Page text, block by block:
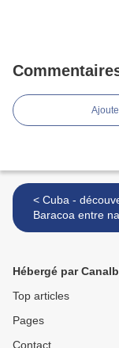
< Cuba - découverte de
Baracoa entre
traditions 3
Hébergé par
Top articles
Pages
Contact